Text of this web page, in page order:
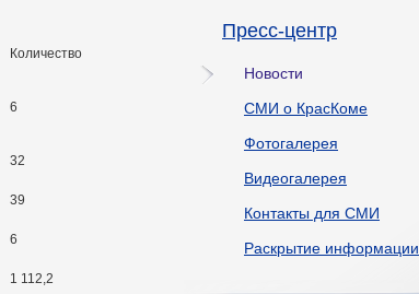
Количество
6
32
39
6
1 112,2
Пресс-центр
Новости
СМИ о КрасКоме
Фотогалерея
Видеогалерея
Контакты для СМИ
Раскрытие информации